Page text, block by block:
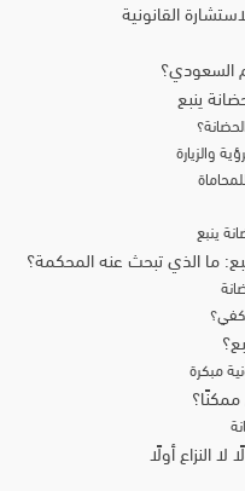
القانونية
السعودي؟
ينبع
والزيارة
ينبع
ما الذي تبحث عنه المحكمة؟
مبكرة
النزاع أولًا
أحمد عبد الرحمن
محامٍ ومستشار قانوني
متخصص في القضايا الجنائية
الموكلين أمام الجهات القضائية.